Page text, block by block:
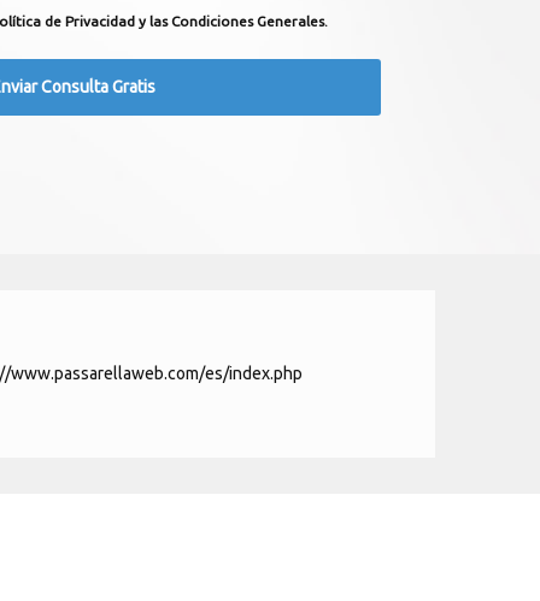
de Privacidad y las Condiciones Generales.
www.passarellaweb.com/es/index.php